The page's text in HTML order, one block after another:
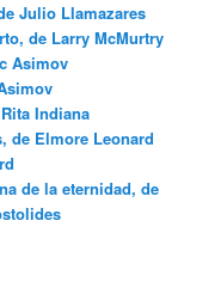
Julio Llamazares
de Larry McMurtry
Asimov
Indiana
de Elmore Leonard
de la eternidad, de